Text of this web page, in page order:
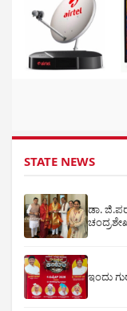
STATE NEWS
ಡಾ.
ಇಂದು